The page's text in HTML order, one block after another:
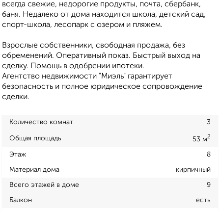
всегда свежие, недорогие продукты, почта, сбербанк,
баня. Недалеко от дома находится школа, детский сад,
спорт-школа, лесопарк с озером и пляжем.
Взрослые собственники, свободная продажа, без
обременений. Оперативный показ. Быстрый выход на
сделку. Помощь в одобрении ипотеки.
Агентство недвижимости "Миэль" гарантирует
безопасность и полное юридическое сопровождение
сделки.
Количество комнат 3
Общая площадь 53 м2
Этаж 8
Материал дома кирпичный
Всего этажей в доме 9
Балкон есть